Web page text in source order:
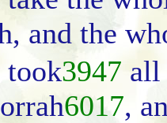
and the
took3947 all
6017,